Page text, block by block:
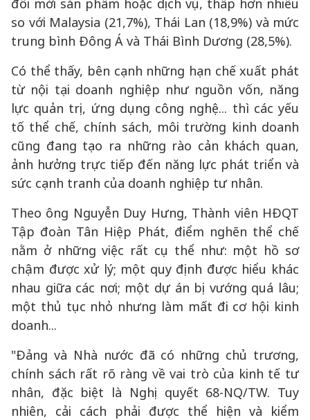
đổi mới sản phẩm hoặc dịch vụ, thấp hơn nhiều
so với Malaysia (21,7%), Thái Lan (18,9%) và mức
trung bình Đông Á và Thái Bình Dương (28,5%).
Có thể thấy, bên cạnh những hạn chế xuất phát
từ nội tại doanh nghiệp như nguồn vốn, năng
lực quản trị, ứng dụng công nghệ... thì các yếu
tố thể chế, chính sách, môi trường kinh doanh
cũng đang tạo ra những rào cản khách quan,
ảnh hưởng trực tiếp đến năng lực phát triển và
sức cạnh tranh của doanh nghiệp tư nhân.
Theo ông Nguyễn Duy Hưng, Thành viên HĐQT
Tập đoàn Tân Hiệp Phát, điểm nghẽn thể chế
nằm ở những việc rất cụ thể như: một hồ sơ
chậm được xử lý; một quy định được hiểu khác
nhau giữa các nơi; một dự án bị vướng quá lâu;
một thủ tục nhỏ nhưng làm mất đi cơ hội kinh
doanh...
"Đảng và Nhà nước đã có những chủ trương,
chính sách rất rõ ràng về vai trò của kinh tế tư
nhân, đặc biệt là Nghị quyết 68-NQ/TW. Tuy
nhiên, cải cách phải được thể hiện và kiểm